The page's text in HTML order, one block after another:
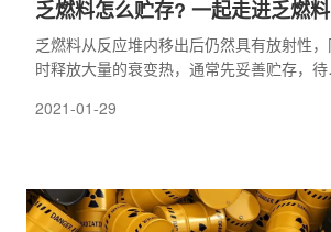
乏燃料怎么贮存? 一起走进乏燃料
乏燃料从反应堆内移出后仍然具有放射性，
时释放大量的衰变热，通常先妥善贮存，待
与处理。目前乏燃料贮存有湿式和干式两种
2021-01-29